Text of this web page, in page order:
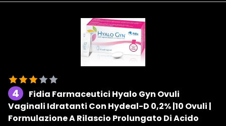
4
Fidia Farmaceutici Hyalo Gyn Ovuli
Vaginali Idratanti Con Hydeal-D 0,2% |10 Ovuli |
Formulazione A Rilascio Prolungato Di Acido